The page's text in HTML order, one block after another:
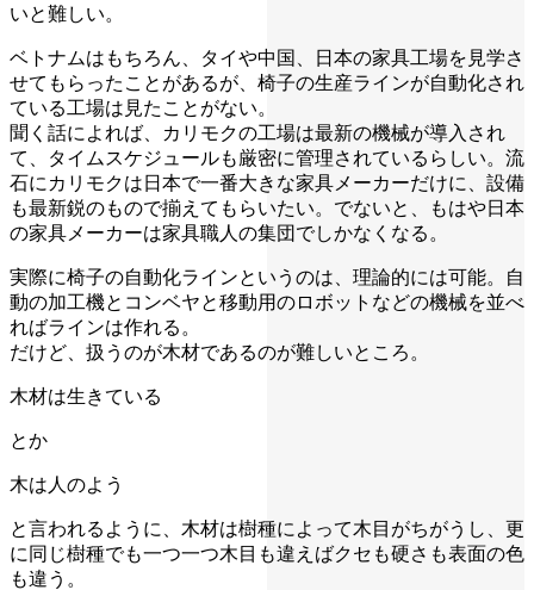
いと難しい。
ベトナムはもちろん、タイや中国、日本の家具工場を見学さ
せてもらったことがあるが、椅子の生産ラインが自動化され
ている工場は見たことがない。
聞く話によれば、カリモクの工場は最新の機械が導入され
て、タイムスケジュールも厳密に管理されているらしい。流
石にカリモクは日本で一番大きな家具メーカーだけに、設備
も最新鋭のもので揃えてもらいたい。でないと、もはや日本
の家具メーカーは家具職人の集団でしかなくなる。
実際に椅子の自動化ラインというのは、理論的には可能。自
動の加工機とコンベヤと移動用のロボットなどの機械を並べ
ればラインは作れる。
だけど、扱うのが木材であるのが難しいところ。
木材は生きている
とか
木は人のよう
と言われるように、木材は樹種によって木目がちがうし、更
に同じ樹種でも一つ一つ木目も違えばクセも硬さも表面の色
も違う。